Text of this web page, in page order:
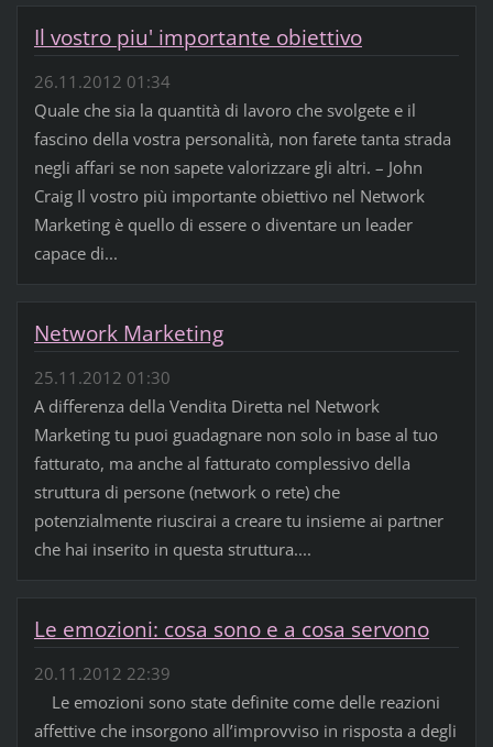
Il vostro piu' importante obiettivo
26.11.2012 01:34
Quale che sia la quantità di lavoro che svolgete e il
fascino della vostra personalità, non farete tanta strada
negli affari se non sapete valorizzare gli altri. – John
Craig Il vostro più importante obiettivo nel Network
Marketing è quello di essere o diventare un leader
capace di...
Network Marketing
25.11.2012 01:30
A differenza della Vendita Diretta nel Network
Marketing tu puoi guadagnare non solo in base al tuo
fatturato, ma anche al fatturato complessivo della
struttura di persone (network o rete) che
potenzialmente riuscirai a creare tu insieme ai partner
che hai inserito in questa struttura....
Le emozioni: cosa sono e a cosa servono
20.11.2012 22:39
Le emozioni sono state definite come delle reazioni
affettive che insorgono all’improvviso in risposta a degli